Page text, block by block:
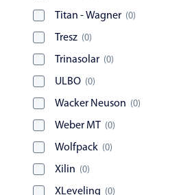
Titan - Wagner (0)
Tresz (0)
Trinasolar (0)
ULBO (0)
Wacker Neuson (0)
Weber MT (0)
Wolfpack (0)
Xilin (0)
XLeveling (0)